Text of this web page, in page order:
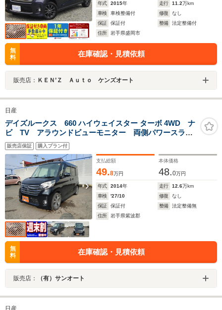
年式 2015年 走行 11.2万km
車検
車検整備付 修復
なし
保証
保証付 整備
法定整備付
住所
岩手県盛岡市
無
料
在庫確認・見積依頼
販売店： ＫＥＮ’Ｚ Ａｕｔｏ ケンズオート
日産
デイズルークス 660 ハイウェイスター ターボ 4WD ナ
ビ TV アラウンドビューモニター 両側パワースライ
ドドア シートヒーター ETC インテリジェントキー
販売店保証 購入プラン付
支払総額
49.8万円
本体価格
48.0万円
年式 2014年 走行 12.6万km
車検
'27/10 修復
なし
保証
保証付 整備
法定整備無
住所
岩手県紫波郡
無
料
在庫確認・見積依頼
販売店： （有）サンオート
日産